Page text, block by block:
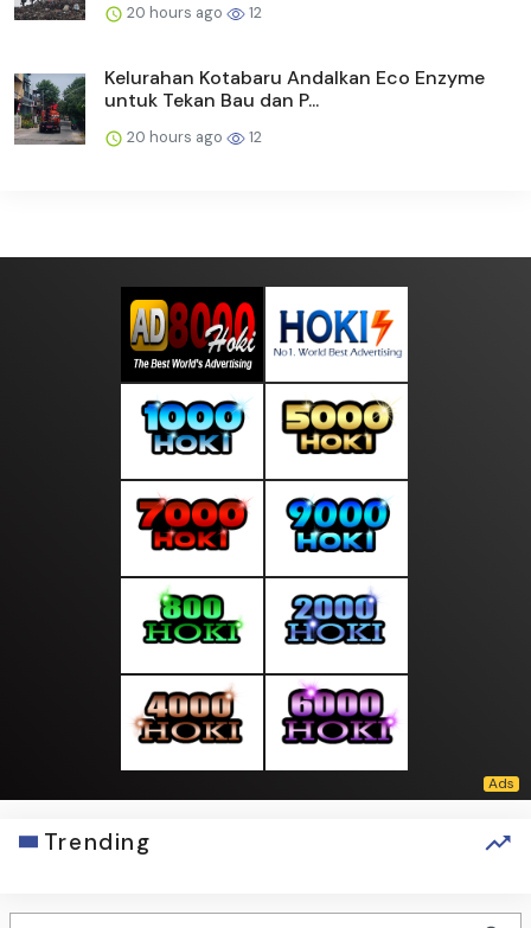
20 hours ago 12
Kelurahan Kotabaru Andalkan Eco Enzyme
untuk Tekan Bau dan P...
20 hours ago 12
Trending